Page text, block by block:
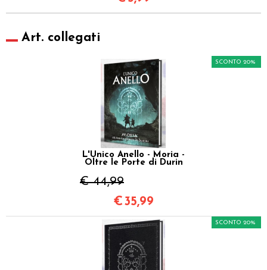
Art. collegati
L'Unico Anello - Moria -
Oltre le Porte di Durin
€ 44,99
SCONTO 20%
€35,99
SCONTO 20%